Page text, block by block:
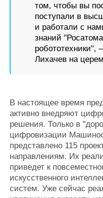
том, чтобы вы
поступали в
и работали с
знаний
робототехники",
Лихачев на
В настоящее время
активно внедряют
решения. Только в
цифровизации
представлено 115
направлениям. Их
приведет к
искусственного
систем. Уже сейчас